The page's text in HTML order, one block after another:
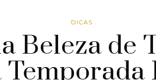
DICAS
Beleza de